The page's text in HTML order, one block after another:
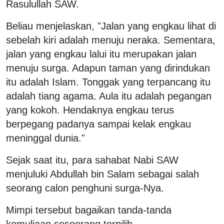
Rasulullah SAW.
Beliau menjelaskan, "Jalan yang engkau lihat di
sebelah kiri adalah menuju neraka. Sementara,
jalan yang engkau lalui itu merupakan jalan
menuju surga. Adapun taman yang dirindukan
itu adalah Islam. Tonggak yang terpancang itu
adalah tiang agama. Aula itu adalah pegangan
yang kokoh. Hendaknya engkau terus
berpegang padanya sampai kelak engkau
meninggal dunia."
Sejak saat itu, para sahabat Nabi SAW
menjuluki Abdullah bin Salam sebagai salah
seorang calon penghuni surga-Nya.
Mimpi tersebut bagaikan tanda-tanda